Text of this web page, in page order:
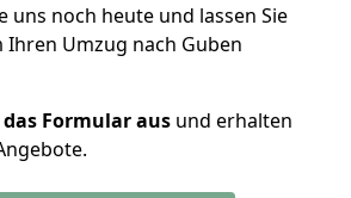
uns noch heute und lassen Sie
Ihren Umzug nach Guben
Formular aus und erhalten